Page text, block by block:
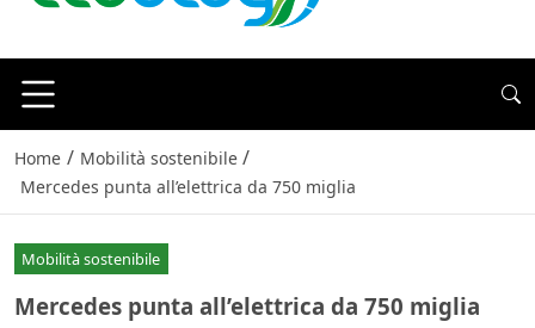
Home / Mobilità sostenibile /
Mercedes punta all’elettrica da 750 miglia
Mobilità sostenibile
Mercedes punta all’elettrica da 750 miglia